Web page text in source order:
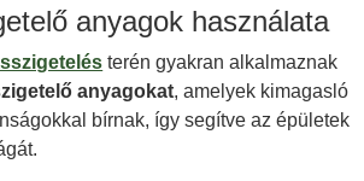
anyagok használata
terén gyakran alkalmaznak
anyagokat, amelyek kimagasló
bírnak, így segítve az épületek